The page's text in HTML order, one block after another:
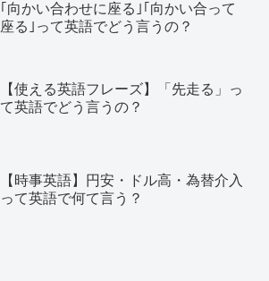
｢向かい合わせに座る｣｢向かい合って
座る｣って英語でどう言うの？
【使える英語フレーズ】「先走る」っ
て英語でどう言うの？
【時事英語】円安・ドル高・為替介入
って英語で何て言う？